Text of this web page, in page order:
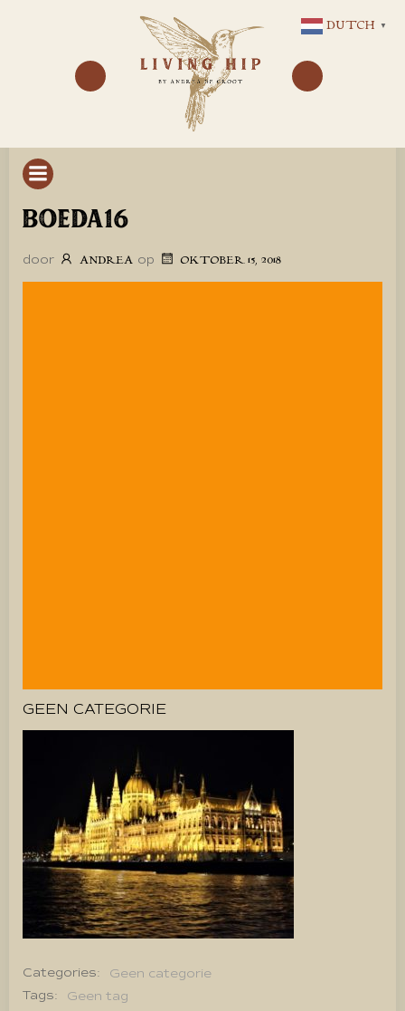
NAAR
DE
INHOUD
BOEDA16
door ANDREA op OKTOBER 15, 2018
GEEN CATEGORIE
Categories:
Geen categorie
Tags:
Geen tag
DUTCH ▼